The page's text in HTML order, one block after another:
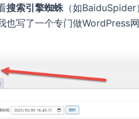
搜索引擎蜘蛛（如BaiduSpider
也写了一个专门做WordPress